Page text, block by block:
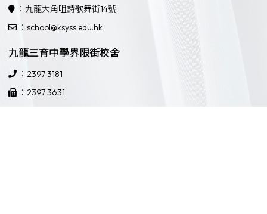
：九龍大角咀詩歌舞街14號
：school@ksyss.edu.hk
九龍三育中學界限街校舍
：2397 3181
：2397 3631